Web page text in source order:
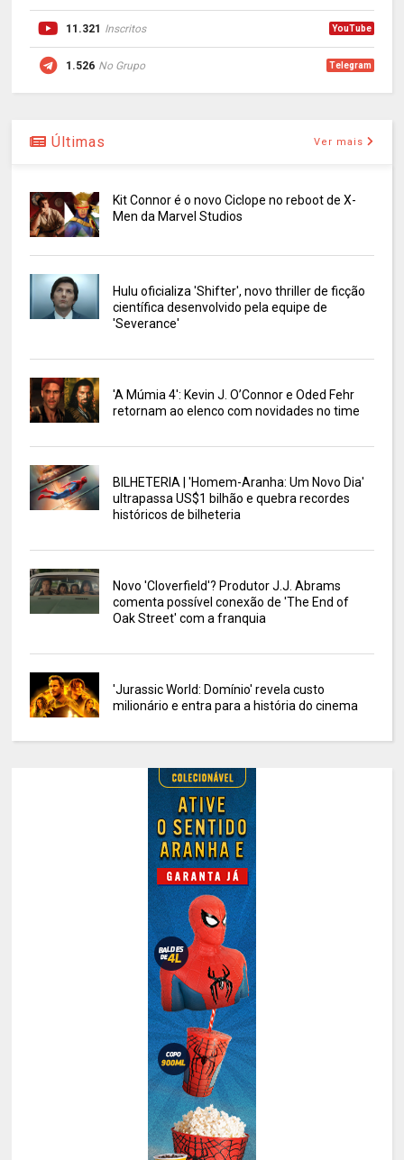
11.321 Inscritos YouTube
1.526 No Grupo Telegram
Últimas Ver mais
Kit Connor é o novo Ciclope no reboot de X-
Men da Marvel Studios
Hulu oficializa 'Shifter', novo thriller de ficção
científica desenvolvido pela equipe de
'Severance'
'A Múmia 4': Kevin J. O’Connor e Oded Fehr
retornam ao elenco com novidades no time
BILHETERIA | 'Homem-Aranha: Um Novo Dia'
ultrapassa US$1 bilhão e quebra recordes
históricos de bilheteria
Novo 'Cloverfield'? Produtor J.J. Abrams
comenta possível conexão de 'The End of
Oak Street' com a franquia
'Jurassic World: Domínio' revela custo
milionário e entra para a história do cinema